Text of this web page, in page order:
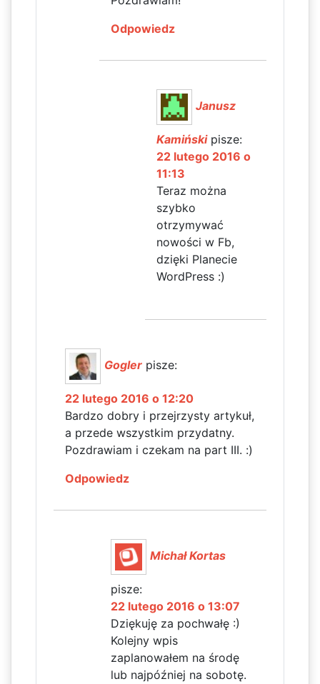
Odpowiedz
Janusz
Kamiński pisze:
22 lutego 2016 o
11:13
Teraz można
szybko
otrzymywać
nowości w Fb,
dzięki Planecie
WordPress :)
Gogler pisze:
22 lutego 2016 o 12:20
Bardzo dobry i przejrzysty artykuł,
a przede wszystkim przydatny.
Pozdrawiam i czekam na part III. :)
Odpowiedz
Michał Kortas
pisze:
22 lutego 2016 o 13:07
Dziękuję za pochwałę :)
Kolejny wpis
zaplanowałem na środę
lub najpóźniej na sobotę.